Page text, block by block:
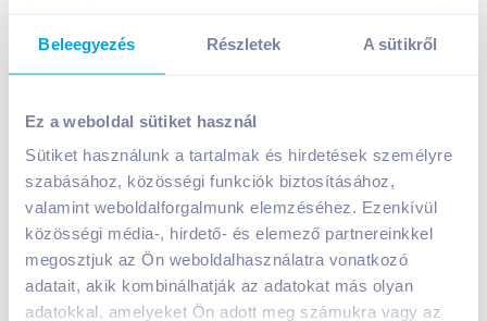
Beleegyezés Részletek A sütikről
Ez a weboldal sütiket használ
Sütiket használunk a tartalmak és hirdetések személyre
szabásához, közösségi funkciók biztosításához,
valamint weboldalforgalmunk elemzéséhez. Ezenkívül
közösségi média-, hirdető- és elemező partnereinkkel
megosztjuk az Ön weboldalhasználatra vonatkozó
adatait, akik kombinálhatják az adatokat más olyan
adatokkal, amelyeket Ön adott meg számukra vagy az
Cappy Ice Fruit gyümölcsital 1,5 l multivitamin
749Ft /
Nettó eladási ár: 590Ft / db(27% áfa)
Visszaváltási díj: 50 Ft/db
KosárbaKosárba